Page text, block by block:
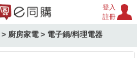
登入
註冊
> 廚房家電 > 電子鍋/料理電器